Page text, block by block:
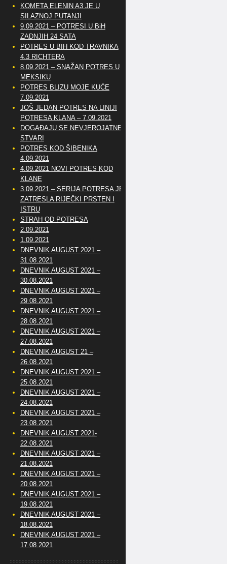
KOMETA ELENIN A3 JE U
SILAZNOJ PUTANJI
9.09.2021 – POTRESI U BiH
ZADNJIH 24 SATA
POTRES U BIH KOD TRAVNIKA
4.3 RICHTERA
8.09.2021 – SNAŽAN POTRES U
MEKSIKU
POTRES BLIZU MOJE KUĆE
7.09.2021
JOŠ JEDAN POTRES NA LINIJI
POTRESA KLANA – 7.09.2021
DOGAĐAJU SE NEVJEROJATNE
STVARI
POTRES KOD ŠIBENIKA
4.09.2021
4.09.2021 NOVI POTRES KOD
KLANE
3.09.2021 – SERIJA POTRESA JE
ZATRESLA RIJEČKI PRSTEN I
ISTRU
STRAH OD POTRESA
2.09.2021
1.09.2021
DNEVNIK AUGUST 2021 –
31.08.2021
DNEVNIK AUGUST 2021 –
30.08.2021
DNEVNIK AUGUST 2021 –
29.08.2021
DNEVNIK AUGUST 2021 –
28.08.2021
DNEVNIK AUGUST 2021 –
27.08.2021
DNEVNIK AUGUST 21 –
26.08.2021
DNEVNIK AUGUST 2021 –
25.08.2021
DNEVNIK AUGUST 2021 –
24.08.2021
DNEVNIK AUGUST 2021 –
23.08.2021
DNEVNIK AUGUST 2021-
22.08.2021
DNEVNIK AUGUST 2021 –
21.08.2021
DNEVNIK AUGUST 2021 –
20.08.2021
DNEVNIK AUGUST 2021 –
19.08.2021
DNEVNIK AUGUST 2021 –
18.08.2021
DNEVNIK AUGUST 2021 –
17.08.2021